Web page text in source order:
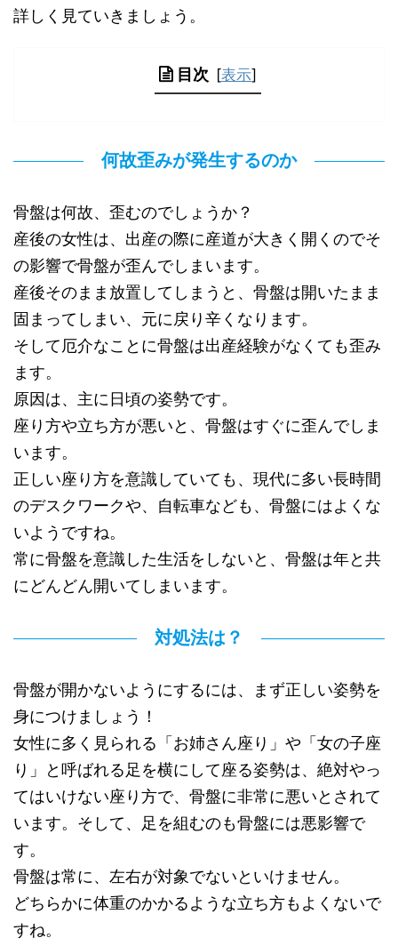
詳しく見ていきましょう。
目次 [表示]
何故歪みが発生するのか
骨盤は何故、歪むのでしょうか？
産後の女性は、出産の際に産道が大きく開くのでそ
の影響で骨盤が歪んでしまいます。
産後そのまま放置してしまうと、骨盤は開いたまま
固まってしまい、元に戻り辛くなります。
そして厄介なことに骨盤は出産経験がなくても歪み
ます。
原因は、主に日頃の姿勢です。
座り方や立ち方が悪いと、骨盤はすぐに歪んでしま
います。
正しい座り方を意識していても、現代に多い長時間
のデスクワークや、自転車なども、骨盤にはよくな
いようですね。
常に骨盤を意識した生活をしないと、骨盤は年と共
にどんどん開いてしまいます。
対処法は？
骨盤が開かないようにするには、まず正しい姿勢を
身につけましょう！
女性に多く見られる「お姉さん座り」や「女の子座
り」と呼ばれる足を横にして座る姿勢は、絶対やっ
てはいけない座り方で、骨盤に非常に悪いとされて
います。そして、足を組むのも骨盤には悪影響で
す。
骨盤は常に、左右が対象でないといけません。
どちらかに体重のかかるような立ち方もよくないで
すね。